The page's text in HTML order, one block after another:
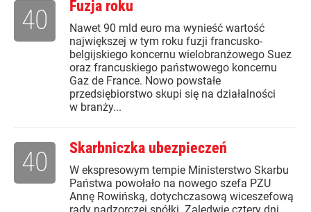
Fuzja roku
Nawet 90 mld euro ma wynieść wartość
największej w tym roku fuzji francusko-
belgijskiego koncernu wielobranżowego Suez
oraz francuskiego państwowego koncernu
Gaz de France. Nowo powstałe
przedsiębiorstwo skupi się na działalności
w branży...
40
Skarbniczka ubezpieczeń
W ekspresowym tempie Ministerstwo Skarbu
Państwa powołało na nowego szefa PZU
Annę Rowińską, dotychczasową wiceszefową
40